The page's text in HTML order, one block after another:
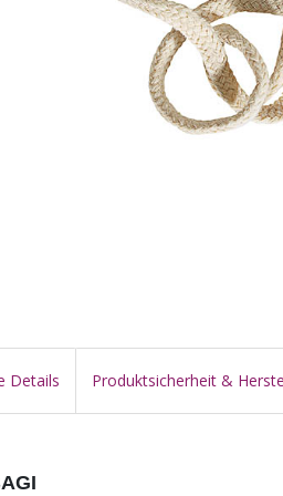
Details Produktsicherheit &